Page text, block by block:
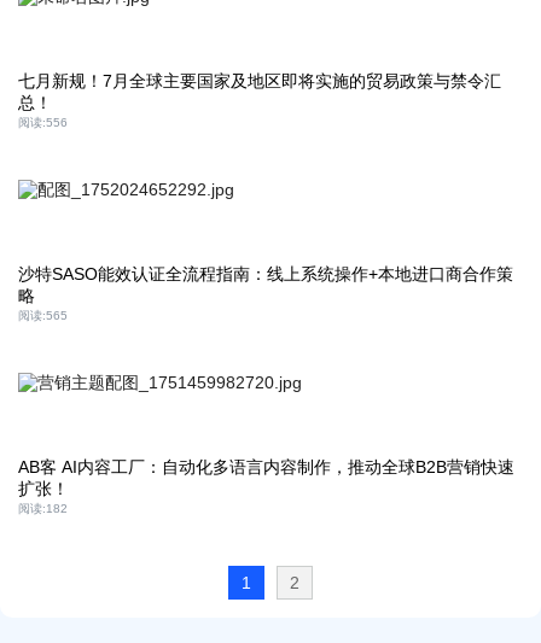
七月新规！7月全球主要国家及地区即将实施的贸易政策与禁令汇
总！
阅读:556
沙特SASO能效认证全流程指南：线上系统操作+本地进口商合作策
略
阅读:565
AB客 AI内容工厂：自动化多语言内容制作，推动全球B2B营销快速
扩张！
阅读:182
1 2